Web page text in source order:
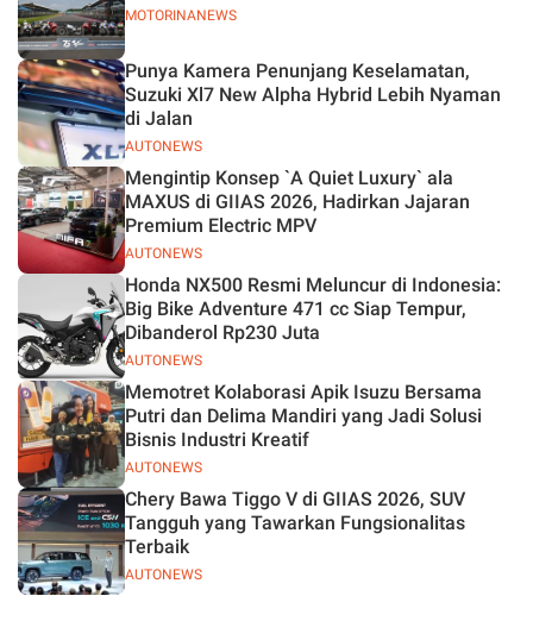
MOTORINANEWS
AUTONEWS
Punya Kamera Penunjang Keselamatan,
Suzuki Xl7 New Alpha Hybrid Lebih Nyaman
di Jalan
AUTONEWS
Mengintip Konsep `A Quiet Luxury` ala
MAXUS di GIIAS 2026, Hadirkan Jajaran
Premium Electric MPV
AUTONEWS
Honda NX500 Resmi Meluncur di Indonesia:
Big Bike Adventure 471 cc Siap Tempur,
Dibanderol Rp230 Juta
AUTONEWS
Memotret Kolaborasi Apik Isuzu Bersama
Putri dan Delima Mandiri yang Jadi Solusi
Bisnis Industri Kreatif
AUTONEWS
Chery Bawa Tiggo V di GIIAS 2026, SUV
Tangguh yang Tawarkan Fungsionalitas
Terbaik